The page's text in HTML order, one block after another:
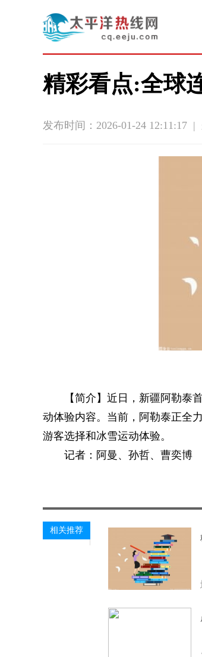
精彩看点:全球
发布时间：2026-01-24 12:11:17 |
【简介】近日，新疆阿勒泰
动体验内容。当前，阿勒泰正全
游客选择和冰雪运动体验。
记者：阿曼、孙哲、曹奕博
相关推荐